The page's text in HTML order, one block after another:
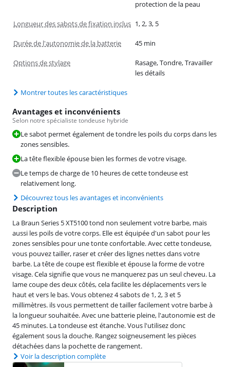
protection de la peau
Longueur des sabots de fixation inclus 1, 2, 3, 5
Durée de l'autonomie de la batterie 45 min
Options de stylage
Rasage, Tondre, Travailler
les détails
Montrer toutes les caractéristiques
Avantages et inconvénients
Selon notre spécialiste tondeuse hybride
Le sabot permet également de tondre les poils du corps dans les
zones sensibles.
La tête flexible épouse bien les formes de votre visage.
Le temps de charge de 10 heures de cette tondeuse est
relativement long.
Découvrez tous les avantages et inconvénients
Description
La Braun Series 5 XT5100 tond non seulement votre barbe, mais
aussi les poils de votre corps. Elle est équipée d'un sabot pour les
zones sensibles pour une tonte confortable. Avec cette tondeuse,
vous pouvez tailler, raser et créer des lignes nettes dans votre
barbe. La tête de coupe est flexible et épouse la forme de votre
visage. Cela signifie que vous ne manquerez pas un seul cheveu. La
lame coupe des deux côtés, cela facilite les déplacements vers le
haut et vers le bas. Vous obtenez 4 sabots de 1, 2, 3 et 5
millimètres. ils vous permettent de tailler facilement votre barbe à
la longueur souhaitée. Avec une batterie pleine, l'autonomie est de
45 minutes. La tondeuse est étanche. Vous l'utilisez donc
également sous la douche. Rangez soigneusement les pièces
détachées dans la pochette de rangement.
Voir la description complète